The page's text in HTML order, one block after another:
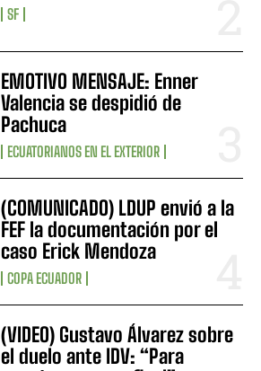
SF
EMOTIVO MENSAJE: Enner
Valencia se despidió de
Pachuca
ECUATORIANOS EN EL EXTERIOR
(COMUNICADO) LDUP envió a la
FEF la documentación por el
caso Erick Mendoza
COPA ECUADOR
(VIDEO) Gustavo Álvarez sobre
el duelo ante IDV: “Para